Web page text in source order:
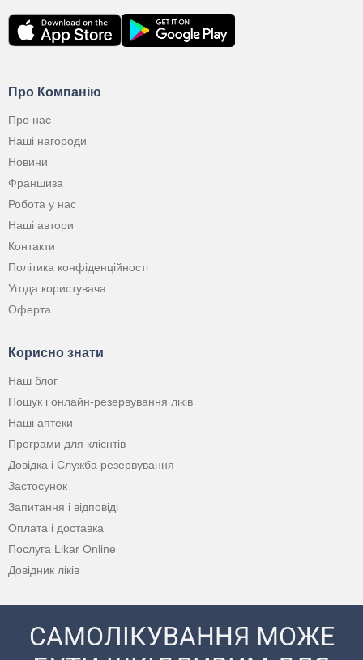
Про Компанію
Про нас
Наші нагороди
Новини
Франшиза
Робота у нас
Наші автори
Контакти
Політика конфіденційності
Угода користувача
Оферта
Корисно знати
Наш блог
Пошук і онлайн-резервування ліків
Наші аптеки
Програми для клієнтів
Довідка і Служба резервування
Застосунок
Запитання і відповіді
Оплата і доставка
Послуга Likar Online
Довідник ліків
САМОЛІКУВАННЯ МОЖЕ